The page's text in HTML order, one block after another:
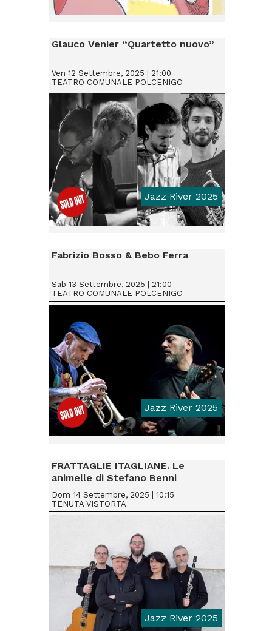
Glauco Venier “Quartetto nuovo”
Jazz River 2025
Ven 12 Settembre, 2025 | 21:00
TEATRO COMUNALE POLCENIGO
Fabrizio Bosso & Bebo Ferra
Jazz River 2025
Sab 13 Settembre, 2025 | 21:00
TEATRO COMUNALE POLCENIGO
FRATTAGLIE ITAGLIANE. Le
animelle di Stefano Benni
Jazz River 2025
Dom 14 Settembre, 2025 | 10:15
TENUTA VISTORTA